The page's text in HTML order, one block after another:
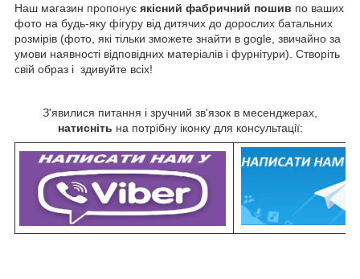
Наш магазин пропонує якісний фабричний пошив по ваших
фото на будь-яку фігуру від дитячих до дорослих батальних
розмірів (фото, які тільки зможете знайти в gogle, звичайно за
умови наявності відповідних матеріалів і фурнітури). Створіть
свій образ і здивуйте всіх!
З'явилися питання і зручний зв'язок в месенджерах,
натисніть на потрібну іконку для консультації: